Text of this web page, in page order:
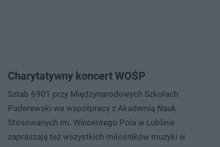
Charytatywny koncert WOŚP
Sztab 6901 przy Międzynarodowych Szkołach
Paderewski we współpracy z Akademią Nauk
Stosowanych im. Wincentego Pola w Lublinie
zapraszają też wszystkich miłośników muzyki w